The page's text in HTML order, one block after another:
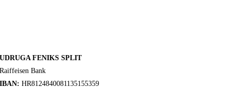
UDRUGA FENIKS SPLIT
Raiffeisen Bank
IBAN: HR8124840081135155359